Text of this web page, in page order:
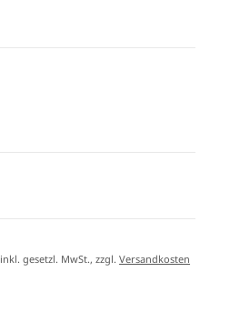
inkl. gesetzl. MwSt., zzgl.Versandkosten